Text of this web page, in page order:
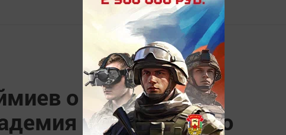
о том, почему
нужна именно